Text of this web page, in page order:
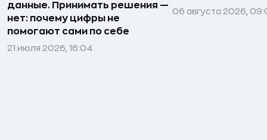
данные. Принимать решения —
нет: почему цифры не
помогают сами по себе
21 июля 2026, 16:04
06 августа 2026,